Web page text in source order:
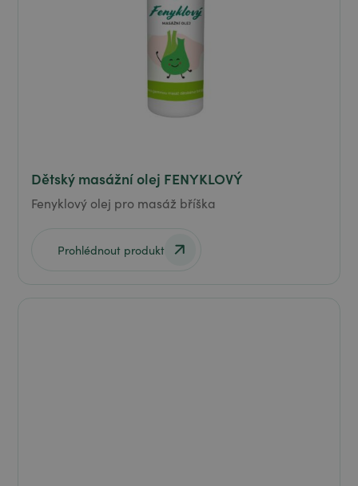
Dětský masážní olej FENYKLOVÝ
Fenyklový olej pro masáž bříška
Prohlédnout produkt